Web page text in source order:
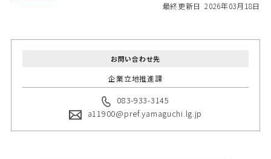
最終更新日 2026年03月18日
お問い合わせ先
企業立地推進課
083-933-3145
a11900@pref.yamaguchi.lg.jp